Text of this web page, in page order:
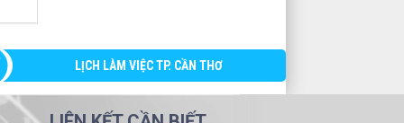
LỊCH LÀM VIỆC TP. CẦN THƠ